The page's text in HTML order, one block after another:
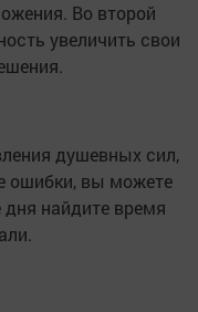
Во второй
увеличить свои
душевных сил,
ошибки, вы можете
дня найдите время